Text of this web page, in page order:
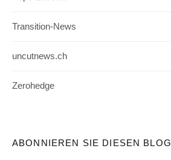
Transition-News
uncutnews.ch
Zerohedge
ABONNIEREN SIE DIESEN BLOG